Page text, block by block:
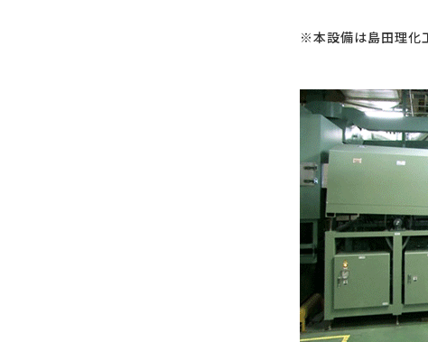
※本設備は島田理化